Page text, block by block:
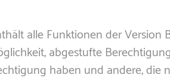
alle Funktionen der
abgestufte
haben und andere, die